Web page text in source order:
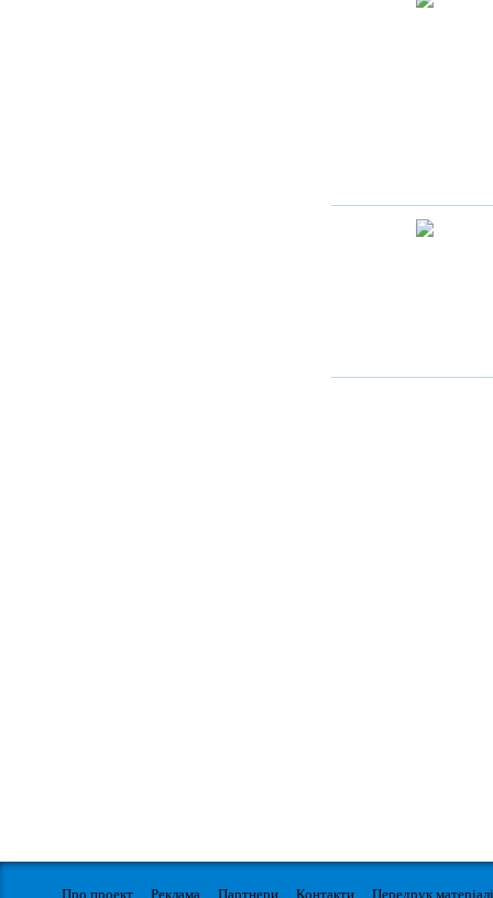
Про проект Реклама Партнери Контакти
Передрук